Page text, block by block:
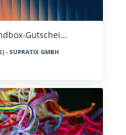
Gutschei…
- SUPRATIX GMBH